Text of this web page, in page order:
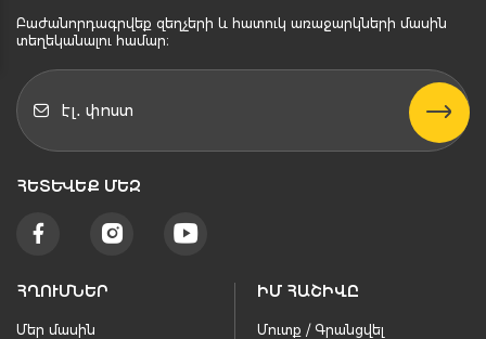
Բաժանորդագրվեք զեղչերի և հատուկ առաջարկների մասին
տեղեկանալու համար։
ՀԵՏԵՒԵՔ ՄԵԶ
ՀՂՈՒՄՆԵՐ
Մեր մասին
ԻՄ ՀԱՇԻՎԸ
Մուտք / Գրանցվել